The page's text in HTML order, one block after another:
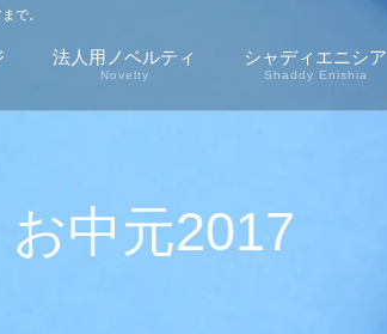
で。
法人用ノベルティ
Novelty
シャディエニシア
Shaddy Enishia
お中元2017